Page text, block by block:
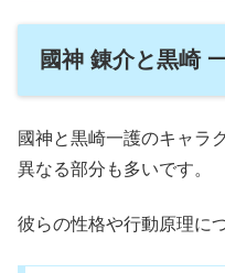
國神 錬介と黒崎
國神と黒崎一護のキャラ
異なる部分も多いです。
彼らの性格や行動原理に